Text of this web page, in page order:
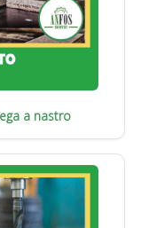
a nastro